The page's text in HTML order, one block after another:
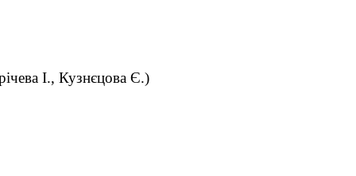
І., Кузнєцова Є.)